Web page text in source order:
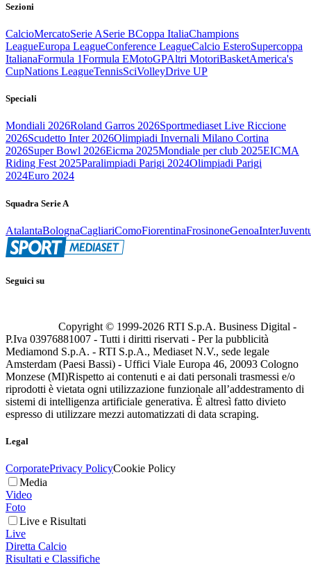
Sezioni
CalcioMercatoSerie ASerie BCoppa ItaliaChampions
LeagueEuropa LeagueConference LeagueCalcio EsteroSupercoppa
ItalianaFormula 1Formula EMotoGPAltri MotoriBasketAmerica's
CupNations LeagueTennisSciVolleyDrive UP
Speciali
Mondiali 2026Roland Garros 2026Sportmediaset Live Riccione
2026Scudetto Inter 2026Olimpiadi Invernali Milano Cortina
2026Super Bowl 2026Eicma 2025Mondiale per club 2025EICMA
Riding Fest 2025Paralimpiadi Parigi 2024Olimpiadi Parigi
2024Euro 2024
Squadra Serie A
AtalantaBolognaCagliariComoFiorentinaFrosinoneGenoaInter
Seguici su
Copyright © 1999-2026 RTI S.p.A. Business Digital -
P.Iva 03976881007 - Tutti i diritti riservati - Per la pubblicità
Mediamond S.p.A. - RTI S.p.A., Mediaset N.V., sede legale
Amsterdam (Paesi Bassi) - Uffici Viale Europa 46, 20093 Cologno
Monzese (MI)Rispetto ai contenuti e ai dati personali trasmessi e/o
riprodotti è vietata ogni utilizzazione funzionale all’addestramento di
sistemi di intelligenza artificiale generativa. È altresì fatto divieto
espresso di utilizzare mezzi automatizzati di data scraping.
Legal
CorporatePrivacy PolicyCookie Policy
Media
Video
Foto
Live e Risultati
Live
Diretta Calcio
Risultati e Classifiche